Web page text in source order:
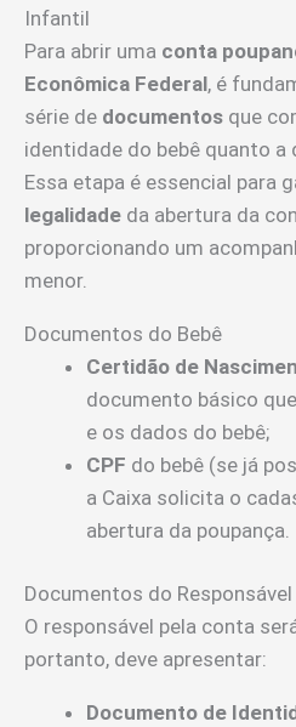
Infantil
Para abrir uma conta
Econômica Federal, é
série de documentos que
identidade do bebê quanto a
Essa etapa é essencial para
legalidade da abertura da
proporcionando um
menor.
Documentos do Bebê
Certidão de
documento básico
e os dados do bebê;
CPF do bebê (se já
a Caixa solicita o
abertura da poupança.
Documentos do Responsável
O responsável pela conta
portanto, deve apresentar:
Documento de